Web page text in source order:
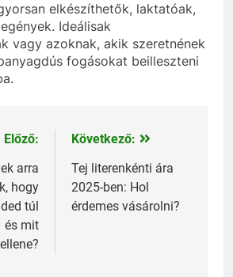
elkészíthetők, laktatóak,
Ideálisak
vagy azoknak, akik szeretnének
fogásokat beilleszteni
Előző:
arra
hogy
túl
és mit
Következő:
Tej literenkénti ára
2025-ben: Hol
érdemes vásárolni?